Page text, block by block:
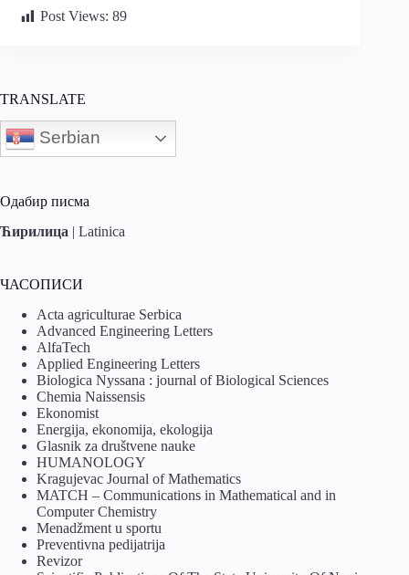
Post Views: 89
TRANSLATE
Serbian
Одабир писма
Ћирилица | Latinica
ЧАСОПИСИ
Acta agriculturae Serbica
Advanced Engineering Letters
AlfaTech
Applied Engineering Letters
Biologica Nyssana : journal of Biological Sciences
Chemia Naissensis
Ekonomist
Energija, ekonomija, ekologija
Glasnik za društvene nauke
HUMANOLOGY
Kragujevac Journal of Mathematics
MATCH – Communications in Mathematical and in
Computer Chemistry
Menadžment u sportu
Preventivna pedijatrija
Revizor